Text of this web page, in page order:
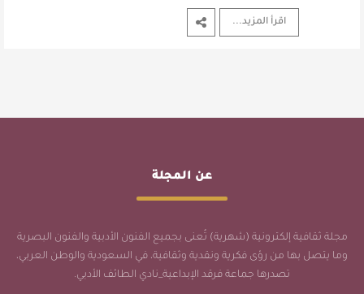
اقرأ المزيد...
عن المجلة
مجلة ثقافية إلكترونية (شهرية) تُعنى بجميع الفنون الأدبية والفنون البصرية
وما يتصل بها من رؤى فكرية ونقدية وثقافية، في السعودية والوطن العربي،
تصدرها جماعة فرقد الإبداعية_نادي الطائف الأدبي.